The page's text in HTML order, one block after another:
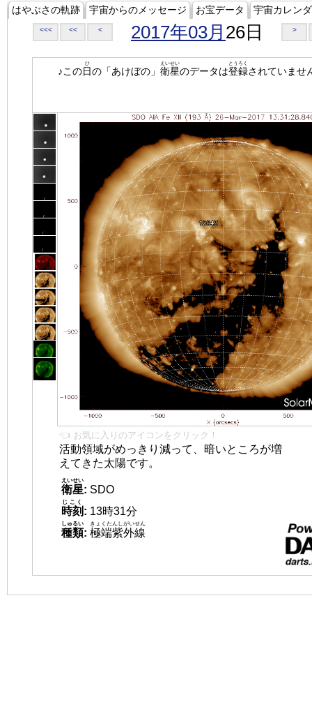
はやぶさの軌跡 宇宙からのメッセージ お宝データ 宇宙カレン
<<< << < 2017年03月 26日 >
♪この日
ひ
の「あけぼの」 衛星
えいせい
のデータは登録
とうろく
されていませ
👈 お気に入りのアイコンをクリック！
活動領域がめっきり減って、暗いところが増
えてきた太陽です。
衛星
えいせい
: SDO
時刻
じこく
: 13時31分
種類
しゅるい
: 極端紫外線
きょくたんしがいせん